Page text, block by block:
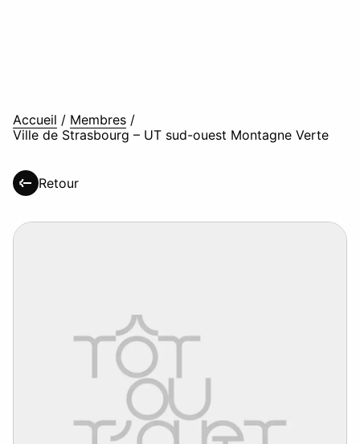
Accueil / Membres /
Ville de Strasbourg – UT sud-ouest Montagne Verte
Retour